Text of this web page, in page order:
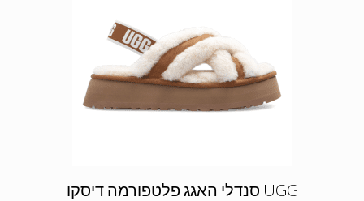
סנדלי האגג פלטפורמה דיסקו UGG